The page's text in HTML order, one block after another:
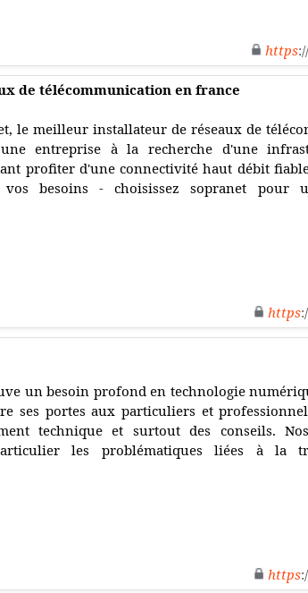
https
de télécommunication en france
le meilleur installateur de réseaux de
entreprise à la recherche d'une
profiter d'une connectivité haut débit
besoins - choisissez sopranet pour
https
un besoin profond en technologie
ses portes aux particuliers et
technique et surtout des conseils.
les problématiques liées à la
https